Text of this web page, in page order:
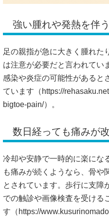
強い腫れや発熱を伴
足の親指が急に大きく腫れた
は注意が必要だと言われてい
感染や炎症の可能性があると
ています（ https://
bigtoe-pain/）。
数日経っても痛みが
冷却や安静で一時的に楽にな
も痛みが続くようなら、骨や
とされています。歩行に支障
での触診や画像検査を受ける
す（ https://